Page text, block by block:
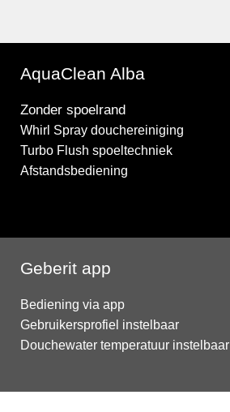
AquaClean Alba
Zonder spoelrand
Whirl Spray douchereiniging
Turbo Flush spoeltechniek
Afstandsbediening
Geberit app
Bediening via app
Gebruikersprofiel instelbaar
Douchewater temperatuur instelbaar